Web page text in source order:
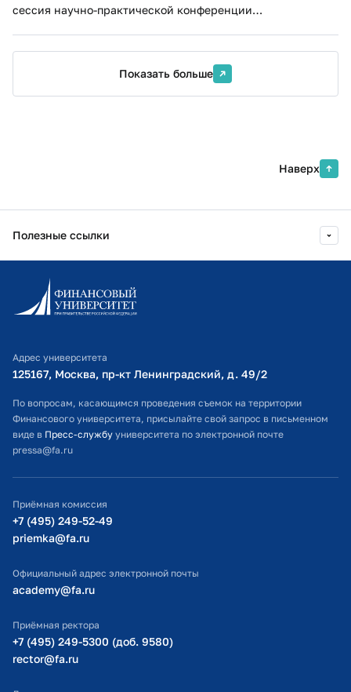
сессия научно-практической конференции
Показать больше
Наверх
Полезные ссылки
Информационно-образовательный портал
Личный кабинет поступающего
Оплата обучения
Расписание занятий
Студенческий офис
Официальный адрес электронной почты
Министерство просвещения РФ
Министерство науки и высшего образования РФ
Адрес университета
125167, Москва, пр-кт Ленинградский, д. 49/2​
По вопросам, касающимся проведения съемок на территории
Финансового университета, присылайте свой запрос в письменном
виде в Пресс-службу университета по электронной почте
pressa@fa.ru
Приёмная комиссия
+7 (495) 249-52-49
priemka@fa.ru
Официальный адрес электронной почты
academy@fa.ru
Приёмная ректора
+7 (495) 249-5300 (доб. 9580)
rector@fa.ru